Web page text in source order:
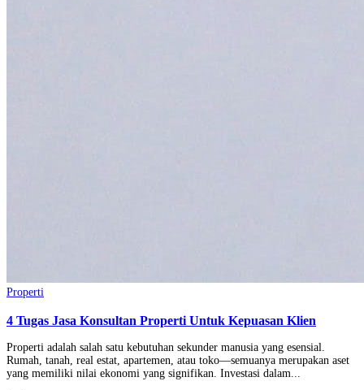
Properti
4 Tugas Jasa Konsultan Properti Untuk Kepuasan Klien
Properti adalah salah satu kebutuhan sekunder manusia yang esensial.
Rumah, tanah, real estat, apartemen, atau toko—semuanya merupakan aset
yang memiliki nilai ekonomi yang signifikan. Investasi dalam...